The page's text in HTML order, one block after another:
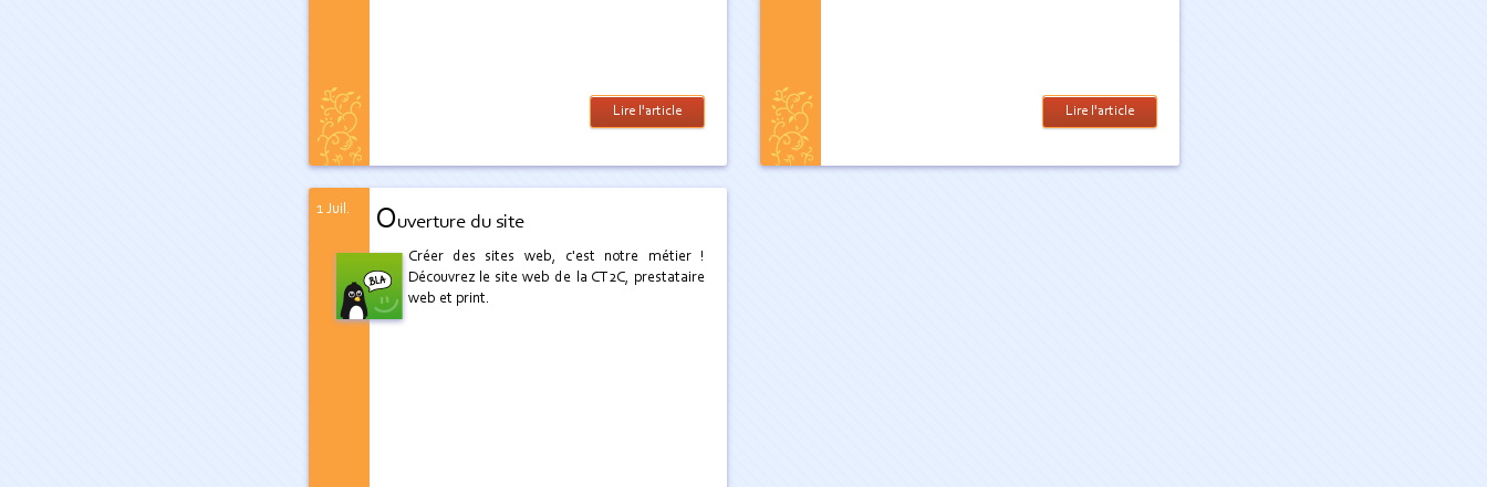
Lire l'article Lire l'article
1 Juil. Ouverture du site
Créer des sites web, c'est notre métier !
Découvrez le site web de la CT2C, prestataire
web et print.